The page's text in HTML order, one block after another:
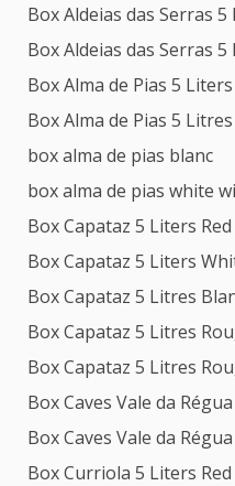
Box Aldeias das Serras
Box Aldeias das Serras
Box Alma de Pias 5
Box Alma de Pias 5
box alma de pias blanc
box alma de pias white
Box Capataz 5 Liters Red
Box Capataz 5 Liters
Box Capataz 5 Litres
Box Capataz 5 Litres
Box Capataz 5 Litres
Box Caves Vale da
Box Caves Vale da
Box Curriola 5 Liters